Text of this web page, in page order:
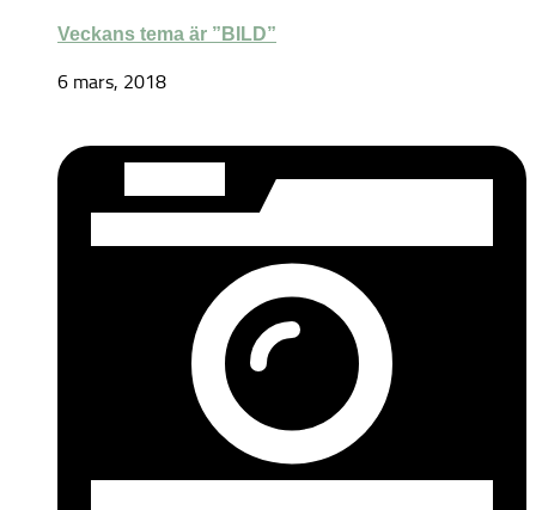
Veckans tema är ”BILD”
6 mars, 2018